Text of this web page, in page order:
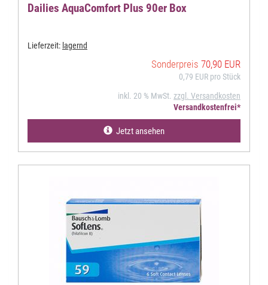
Dailies AquaComfort Plus 90er Box
Lieferzeit: lagernd
Sonderpreis 70,90 EUR
0,79 EUR pro Stück
inkl. 20 % MwSt. zzgl. Versandkosten
Versandkostenfrei*
Jetzt ansehen